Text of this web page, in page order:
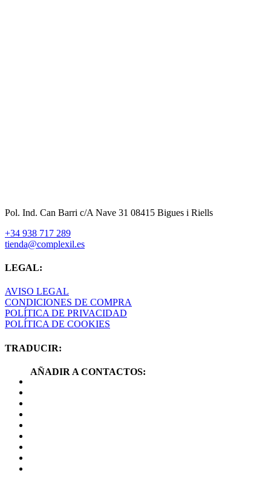
Pol. Ind. Can Barri c/A Nave 31 08415 Bigues i Riells
+34 938 717 289
tienda@complexil.es
LEGAL:
AVISO LEGAL
CONDICIONES DE COMPRA
POLÍTICA DE PRIVACIDAD
POLÍTICA DE COOKIES
TRADUCIR:
AÑADIR A CONTACTOS: